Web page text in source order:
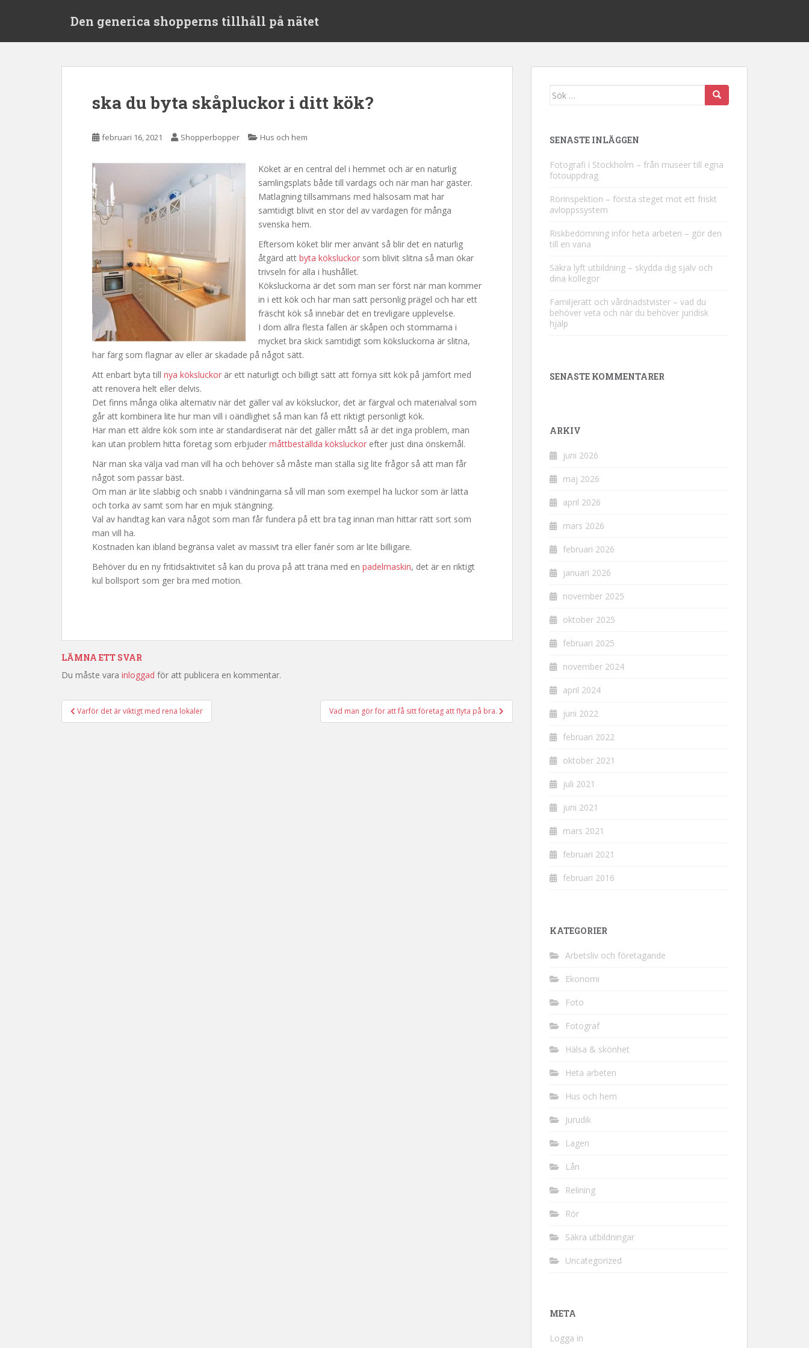
Den generica shopperns tillhåll på nätet
ska du byta skåpluckor i ditt kök?
februari 16, 2021 Shopperbopper Hus och hem
Köket är en central del i hemmet och är en naturlig
samlingsplats både till vardags och när man har gäster.
Matlagning tillsammans med hälsosam mat har
samtidigt blivit en stor del av vardagen för många
svenska hem.
Eftersom köket blir mer använt så blir det en naturlig
åtgärd att byta köksluckor som blivit slitna så man ökar
trivseln för alla i hushållet.
Köksluckorna är det som man ser först när man kommer
in i ett kök och har man satt personlig prägel och har ett
fräscht kök så innebär det en trevligare upplevelse.
I dom allra flesta fallen är skåpen och stommarna i
mycket bra skick samtidigt som köksluckorna är slitna,
har färg som flagnar av eller är skadade på något sätt.
Att enbart byta till nya köksluckor är ett naturligt och billigt sätt att förnya sitt kök på jämfört med
att renovera helt eller delvis.
Det finns många olika alternativ när det gäller val av köksluckor, det är färgval och materialval som
går att kombinera lite hur man vill i oändlighet så man kan få ett riktigt personligt kök.
Har man ett äldre kök som inte är standardiserat när det gäller mått så är det inga problem, man
kan utan problem hitta företag som erbjuder måttbeställda köksluckor efter just dina önskemål.
När man ska välja vad man vill ha och behöver så måste man ställa sig lite frågor så att man får
något som passar bäst.
Om man är lite slabbig och snabb i vändningarna så vill man som exempel ha luckor som är lätta
och torka av samt som har en mjuk stängning.
Val av handtag kan vara något som man får fundera på ett bra tag innan man hittar rätt sort som
man vill ha.
Kostnaden kan ibland begränsa valet av massivt trä eller fanér som är lite billigare.
Behöver du en ny fritidsaktivitet så kan du prova på att träna med en padelmaskin, det är en riktigt
kul bollsport som ger bra med motion.
LÄMNA ETT SVAR
Du måste vara inloggad för att publicera en kommentar.
Inläggsnavigering
Varför det är viktigt med rena lokaler Vad man gör för att få sitt företag att flyta på bra.
Sök efter:
SENASTE INLÄGGEN
Fotografi i Stockholm – från museer till egna
fotouppdrag
Rörinspektion – första steget mot ett friskt
avloppssystem
Riskbedömning inför heta arbeten – gör den
till en vana
Säkra lyft utbildning – skydda dig själv och
dina kollegor
Familjerätt och vårdnadstvister – vad du
behöver veta och när du behöver juridisk
hjälp
SENASTE KOMMENTARER
ARKIV
juni 2026
maj 2026
april 2026
mars 2026
februari 2026
januari 2026
november 2025
oktober 2025
februari 2025
november 2024
april 2024
juni 2022
februari 2022
oktober 2021
juli 2021
juni 2021
mars 2021
februari 2021
februari 2016
KATEGORIER
Arbetsliv och företagande
Ekonomi
Foto
Fotograf
Hälsa & skönhet
Heta arbeten
Hus och hem
Jurudik
Lagen
Lån
Relining
Rör
Säkra utbildningar
Uncategorized
META
Logga in